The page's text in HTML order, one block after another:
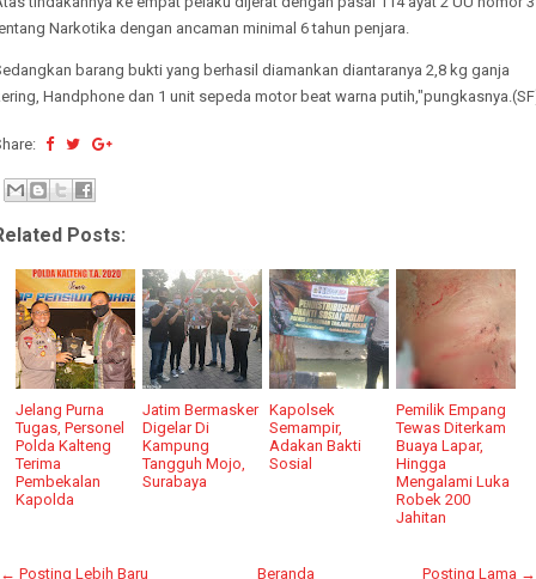
Narkotika dengan ancaman minimal 6 tahun penjara.
barang bukti yang berhasil diamankan diantaranya 2,8 kg ganja
Handphone dan 1 unit sepeda motor beat warna
Posts:
Jelang Purna
Tugas, Personel
Polda Kalteng
Terima
Pembekalan
Kapolda
Jatim Bermasker
Digelar Di
Kampung
Tangguh Mojo,
Surabaya
Kapolsek
Semampir,
Adakan Bakti
Sosial
Pemilik Empang
Tewas Diterkam
Buaya Lapar,
Hingga
Mengalami Luka
Robek 200
Jahitan
← Posting Lebih Baru Posting Lama →
Beranda